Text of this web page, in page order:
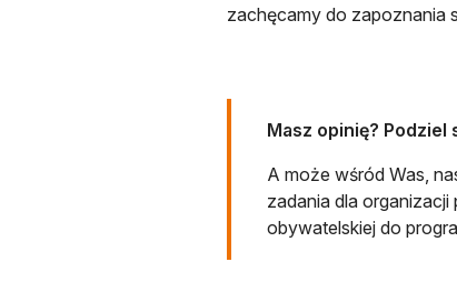
zachęcamy do zapoznania
Masz opinię? Podziel
A może wśród Was,
zadania dla
obywatelskiej do